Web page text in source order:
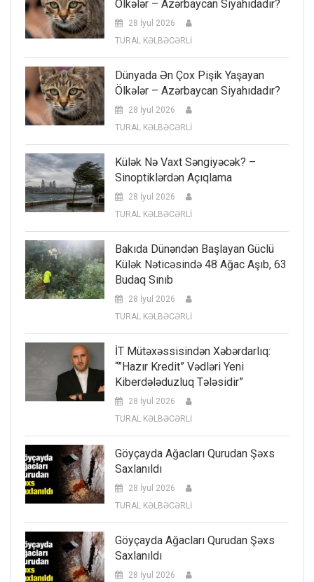
Ölkələr – Azərbaycan Siyahıdadır?
28 İyul 2026
TURAL KƏLBƏCƏRLİ
Dünyada Ən Çox Pişik Yaşayan
Ölkələr – Azərbaycan Siyahıdadır?
28 İyul 2026
TURAL KƏLBƏCƏRLİ
Külək Nə Vaxt Səngiyəcək? –
Sinoptiklərdən Açıqlama
28 İyul 2026
TURAL KƏLBƏCƏRLİ
Bakıda Dünəndən Başlayan Güclü
Külək Nəticəsində 48 Ağac Aşıb, 63
Budaq Sınıb
28 İyul 2026
TURAL KƏLBƏCƏRLİ
İT Mütəxəssisindən Xəbərdarlıq:
“”Hazır Kredit” Vədləri Yeni
Kiberdələduzluq Tələsidir”
28 İyul 2026
TURAL KƏLBƏCƏRLİ
Göyçayda Ağacları Qurudan Şəxs
Saxlanıldı
28 İyul 2026
TURAL KƏLBƏCƏRLİ
Göyçayda Ağacları Qurudan Şəxs
Saxlanıldı
28 İyul 2026